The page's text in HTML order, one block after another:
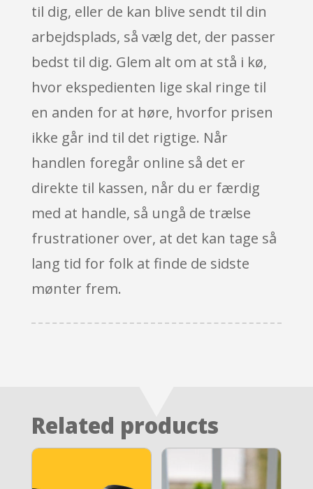
til dig, eller de kan blive sendt til din
arbejdsplads, så vælg det, der passer
bedst til dig. Glem alt om at stå i kø,
hvor ekspedienten lige skal ringe til
en anden for at høre, hvorfor prisen
ikke går ind til det rigtige. Når
handlen foregår online så det er
direkte til kassen, når du er færdig
med at handle, så ungå de trælse
frustrationer over, at det kan tage så
lang tid for folk at finde de sidste
mønter frem.
Related products